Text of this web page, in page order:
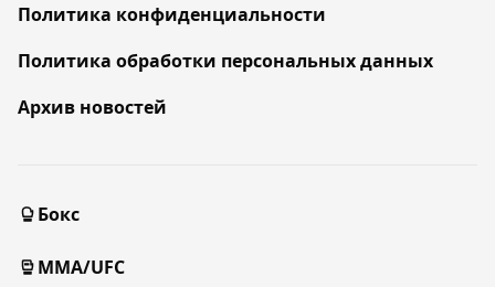
Политика конфиденциальности
Политика обработки персональных данных
Архив новостей
Бокс
MMA/UFC